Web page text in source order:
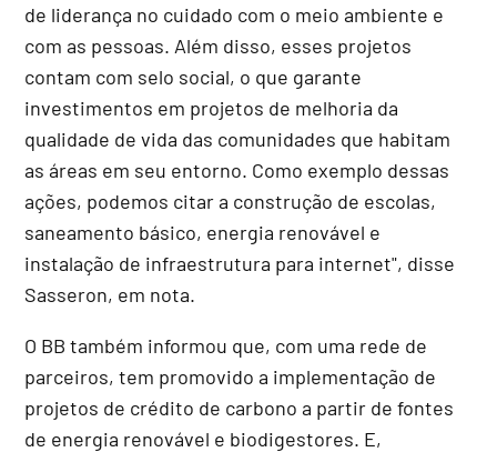
de liderança no cuidado com o meio ambiente e
com as pessoas. Além disso, esses projetos
contam com selo social, o que garante
investimentos em projetos de melhoria da
qualidade de vida das comunidades que habitam
as áreas em seu entorno. Como exemplo dessas
ações, podemos citar a construção de escolas,
saneamento básico, energia renovável e
instalação de infraestrutura para internet", disse
Sasseron, em nota.
O BB também informou que, com uma rede de
parceiros, tem promovido a implementação de
projetos de crédito de carbono a partir de fontes
de energia renovável e biodigestores. E,